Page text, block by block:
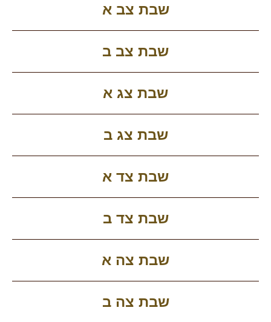
שבת צב א
שבת צב ב
שבת צג א
שבת צג ב
שבת צד א
שבת צד ב
שבת צה א
שבת צה ב